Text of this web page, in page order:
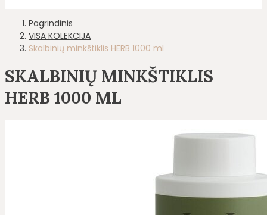
Pagrindinis
VISA KOLEKCIJA
Skalbinių minkštiklis HERB 1000 ml
SKALBINIŲ MINKŠTIKLIS
HERB 1000 ML